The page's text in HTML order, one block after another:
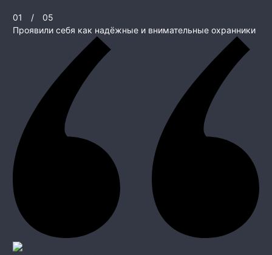
01 /
05
Проявили себя как надёжные и внимательные охранники